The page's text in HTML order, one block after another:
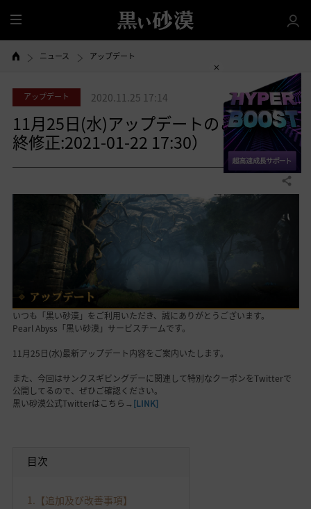
全
体
ニュース アップデート
アップデート 2020.11.25 17:14
11月25日(水)アップデートのご案内（最
終修正:2021-01-22 17:30）
共有する
いつも「黒い砂漠」をご利用いただき、誠にありがとうございます。
Pearl Abyss「黒い砂漠」サービスチームです。
11月25日(水)最新アップデート内容をご案内いたします。
また、今回はサンクスギビングデーに関連して特別なクーポンをTwitterで
公開してるので、ぜひご確認ください。
黒い砂漠公式Twitterはこちら→ [LINK]
目次
1. 【追加及び改善事項】